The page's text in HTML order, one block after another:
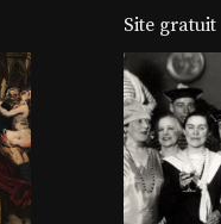
Site gratuit